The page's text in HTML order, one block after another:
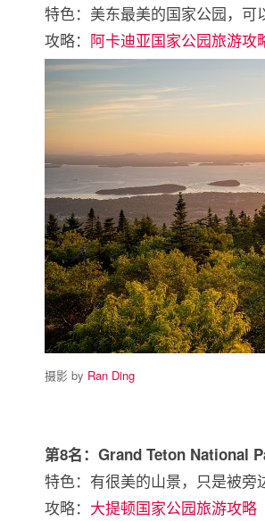
特色：美东最美的国家公园，
攻略： 阿卡迪亚国家公园旅游攻
摄影 by Ran Ding
第8名：Grand Teton National
特色：有很美的山景，只是被旁
攻略： 大提顿国家公园旅游攻略